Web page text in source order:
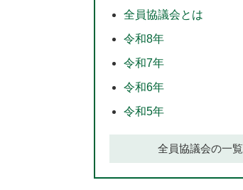
全員協議会とは
令和8年
令和7年
令和6年
令和5年
全員協議会の一覧